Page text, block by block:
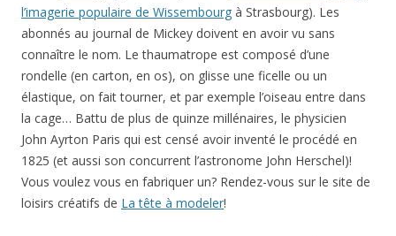
l’imagerie populaire de Wissembourg à Strasbourg). Les
abonnés au journal de Mickey doivent en avoir vu sans
connaître le nom. Le thaumatrope est composé d’une
rondelle (en carton, en os), on glisse une ficelle ou un
élastique, on fait tourner, et par exemple l’oiseau entre dans
la cage… Battu de plus de quinze millénaires, le physicien
John Ayrton Paris qui est censé avoir inventé le procédé en
1825 (et aussi son concurrent l’astronome John Herschel)!
Vous voulez vous en fabriquer un? Rendez-vous sur le site de
loisirs créatifs de La tête à modeler!